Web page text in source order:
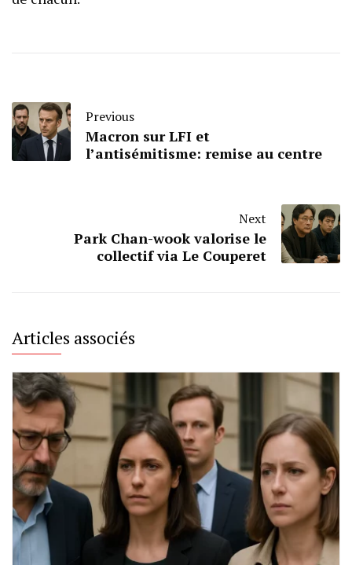
Previous
Macron sur LFI et
l’antisémitisme: remise au centre
Next
Park Chan-wook valorise le
collectif via Le Couperet
Articles associés